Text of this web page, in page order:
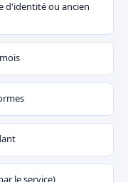
d'identité ou ancien
le service)